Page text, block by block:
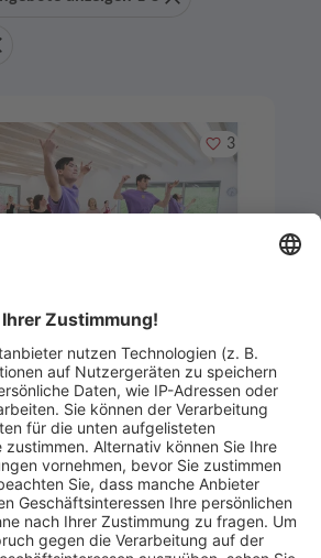
Merken
3
0
für Erwachsene (10
Academy of Performing Arts